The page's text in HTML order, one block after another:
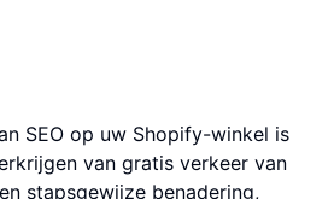
SEO op uw Shopify-winkel is
van gratis verkeer van
stapsgewijze benadering,